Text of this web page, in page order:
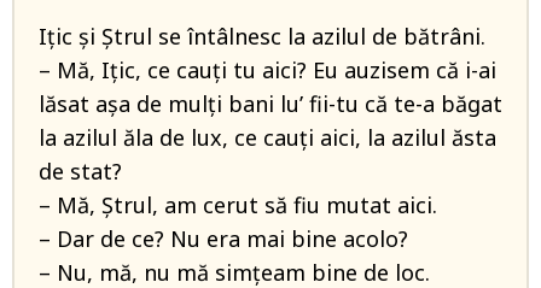
Ițic și Ștrul se întâlnesc la azilul de bătrâni.
– Mă, Ițic, ce cauți tu aici? Eu auzisem că i-ai
lăsat așa de mulți bani lu’ fii-tu că te-a băgat
la azilul ăla de lux, ce cauți aici, la azilul ăsta
de stat?
– Mă, Ștrul, am cerut să fiu mutat aici.
– Dar de ce? Nu era mai bine acolo?
– Nu, mă, nu mă simțeam bine de loc.